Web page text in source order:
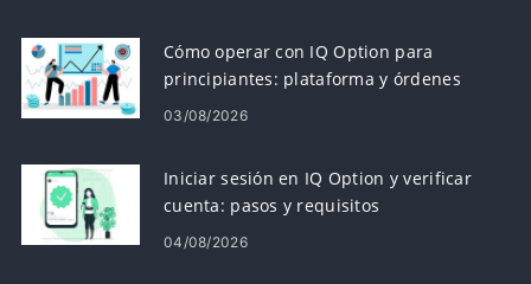
Cómo operar con IQ Option para
principiantes: plataforma y órdenes
03/08/2026
Iniciar sesión en IQ Option y verificar
cuenta: pasos y requisitos
04/08/2026